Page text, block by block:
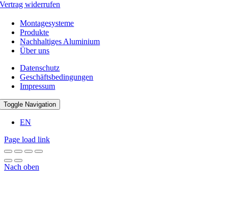
Vertrag widerrufen
Montagesysteme
Produkte
Nachhaltiges Aluminium
Über uns
Datenschutz
Geschäftsbedingungen
Impressum
Toggle Navigation
EN
Page load link
Nach oben